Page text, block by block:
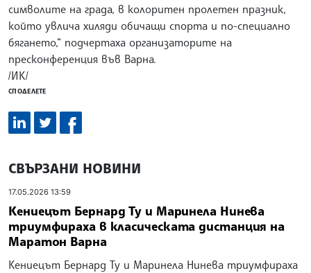
символите на града, в колоритен пролетен празник,
който увлича хиляди обичащи спорта и по-специално
бягането,“ подчертаха организаторите на
пресконференция във Варна.
/ИК/
СПОДЕЛЕТЕ
СВЪРЗАНИ НОВИНИ
17.05.2026 13:59
Кениецът Бернард Ту и Маринела Нинева
триумфираха в класическата дистанция на
Маратон Варна
Кениецът Бернард Ту и Маринела Нинева триумфираха